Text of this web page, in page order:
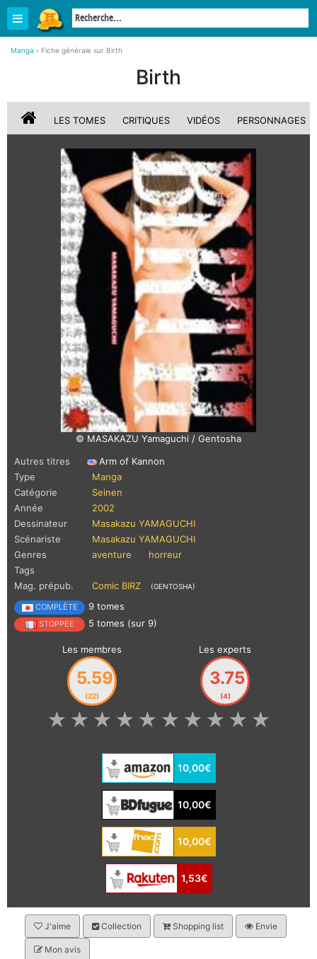
Manga › Fiche générale sur Birth
Birth
LES TOMES CRITIQUES VIDÉOS PERSONNAGES
© MASAKAZU Yamaguchi / Gentosha
Autres titres
Arm of Kannon
Type
Manga
Catégorie
Seinen
Année
2002
Dessinateur
Masakazu YAMAGUCHI
Scénariste
Masakazu YAMAGUCHI
Genres
aventure
horreur
Tags
Mag. prépub.
Comic BIRZ (GENTOSHA)
COMPLÈTE 9 tomes
STOPPÉE 5 tomes (sur 9)
Les membres
5.59
(22)
Les experts
3.75
(4)
★
★
★
★
★
★
★
★
★
★
10,00€
10,00€
10,00€
1,53€
J'aime Collection Shopping list Envie
Mon avis